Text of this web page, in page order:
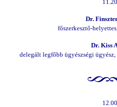
11.20
Dr.
főszerkesztő-helyettes,
Dr. Kiss
delegált legfőbb ügyészségi ügyész,
12.00